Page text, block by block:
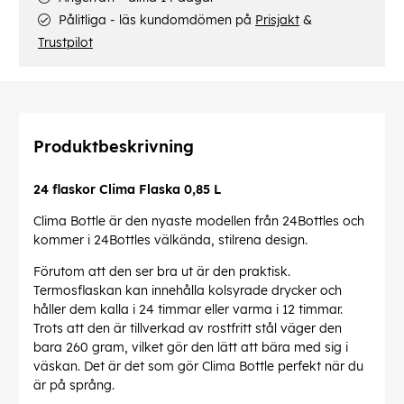
Pålitliga - läs kundomdömen på Prisjakt &
Trustpilot
Produktbeskrivning
24 flaskor Clima Flaska 0,85 L
Clima Bottle är den nyaste modellen från 24Bottles och
kommer i 24Bottles välkända, stilrena design.
Förutom att den ser bra ut är den praktisk.
Termosflaskan kan innehålla kolsyrade drycker och
håller dem kalla i 24 timmar eller varma i 12 timmar.
Trots att den är tillverkad av rostfritt stål väger den
bara 260 gram, vilket gör den lätt att bära med sig i
väskan. Det är det som gör Clima Bottle perfekt när du
är på språng.